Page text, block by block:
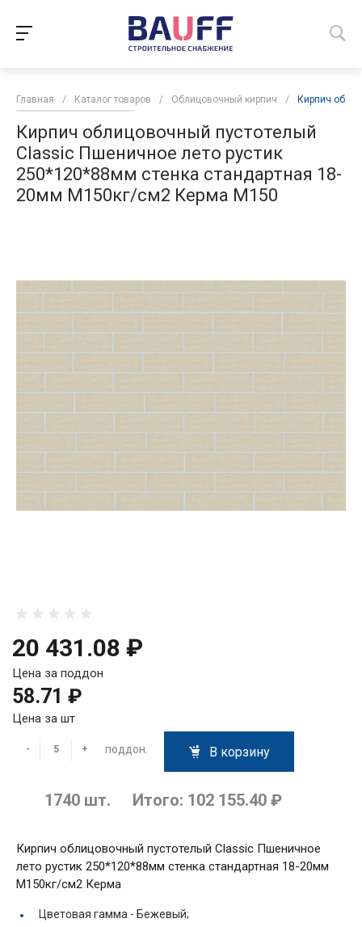
Главная / Каталог товаров / Облицовочный кирпич / Кирпич
Кирпич облицовочный пустотелый
Classic Пшеничное лето рустик
250*120*88мм стенка стандартная 18-
20мм М150кг/см2 Керма М150
20 431.08 ₽
Цена за поддон
58.71 ₽
Цена за шт
- + поддон. В корзину
1740 шт. Итого: 102 155.40 ₽
Кирпич облицовочный пустотелый Classic Пшеничное
лето рустик 250*120*88мм стенка стандартная 18-20мм
М150кг/см2 Керма
Цветовая гамма - Бежевый;